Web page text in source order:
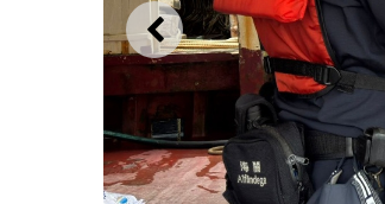
上一则